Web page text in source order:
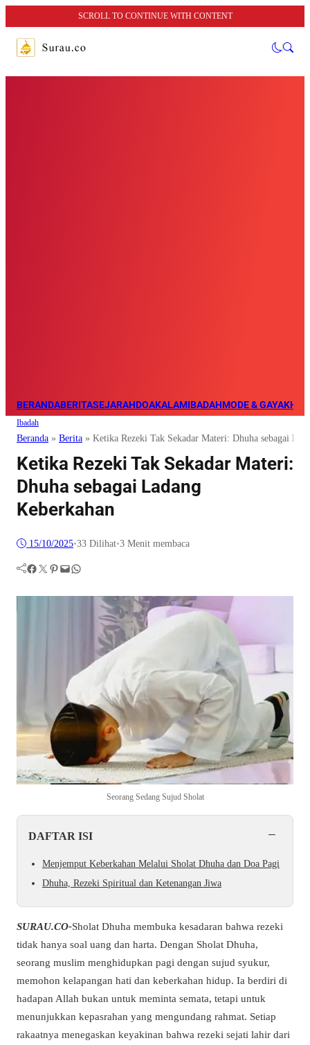
SCROLL TO CONTINUE WITH CONTENT
BERANDABERITASEJARAHDOAKALAMIBADAHMODE & GAYA
Ibadah
Beranda » Berita » Ketika Rezeki Tak Sekadar Materi: Dhuha sebagai
Ketika Rezeki Tak Sekadar Materi:
Dhuha sebagai Ladang
Keberkahan
15/10/2025•33 Dilihat•3 Menit membaca
Facebook Twitter Pinterest Mail WhatsApp
Seorang Sedang Sujud Sholat
DAFTAR ISI −
Menjemput Keberkahan Melalui Sholat Dhuha dan Doa Pagi
Dhuha, Rezeki Spiritual dan Ketenangan Jiwa
SURAU.CO-Sholat Dhuha membuka kesadaran bahwa rezeki
tidak hanya soal uang dan harta. Dengan Sholat Dhuha,
seorang muslim menghidupkan pagi dengan sujud syukur,
memohon kelapangan hati dan keberkahan hidup. Ia berdiri di
hadapan Allah bukan untuk meminta semata, tetapi untuk
menunjukkan kepasrahan yang mengundang rahmat. Setiap
rakaatnya menegaskan keyakinan bahwa rezeki sejati lahir dari